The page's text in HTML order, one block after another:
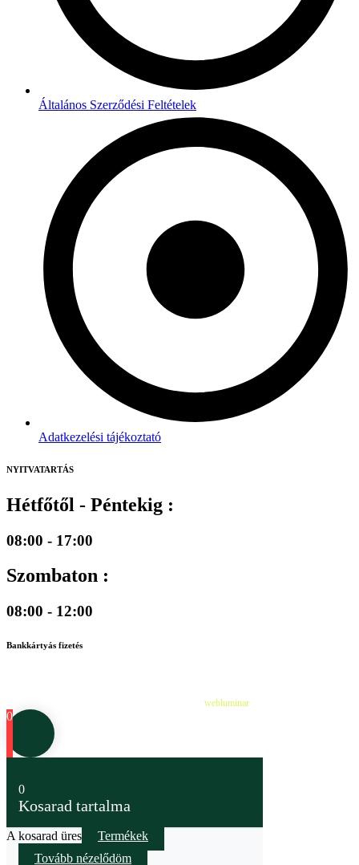
Általános Szerződési Feltételek
Adatkezelési tájékoztató
NYITVATARTÁS
Hétfőtől - Péntekig :
08:00 - 17:00
Szombaton :
08:00 - 12:00
Bankkártyás fizetés
webluminar
0
0
Kosarad tartalma
A kosarad üres
Termékek
Tovább nézelődöm